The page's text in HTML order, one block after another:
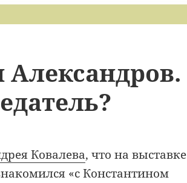
Александров.
Ковалева, что на выставке
«с Константином